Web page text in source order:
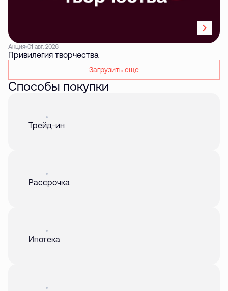
Акция 01 авг. 2026
Привилегия творчества
Загрузить еще
Способы покупки
Трейд-ин
Рассрочка
Ипотека